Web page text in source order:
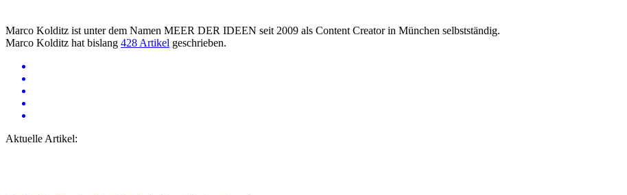
Marco Kolditz ist unter dem Namen MEER DER IDEEN seit 2009 als Content Creator in München selbstständig.
Marco Kolditz hat bislang 428 Artikel geschrieben.
Aktuelle Artikel: